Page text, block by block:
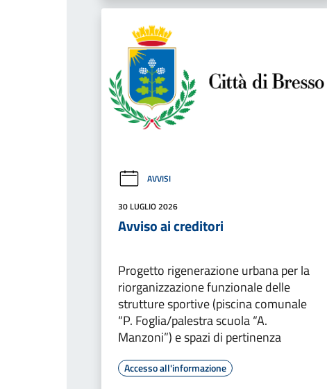
AVVISI
30 LUGLIO 2026
Avviso ai creditori
Progetto rigenerazione urbana per la
riorganizzazione funzionale delle
strutture sportive (piscina comunale
“P. Foglia/palestra scuola “A.
Manzoni”) e spazi di pertinenza
Accesso all'informazione